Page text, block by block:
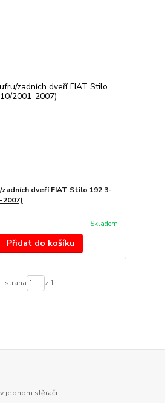
dveří FIAT Stilo 192 3-
2007)
Skladem
Přidat do košíku
strana z 1
jednom stěrači